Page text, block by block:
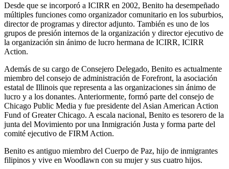
Desde que se incorporó a ICIRR en 2002, Benito ha desempeñado
múltiples funciones como organizador comunitario en los suburbios,
director de programas y director adjunto. También es uno de los
grupos de presión internos de la organización y director ejecutivo de
la organización sin ánimo de lucro hermana de ICIRR, ICIRR
Action.
Además de su cargo de Consejero Delegado, Benito es actualmente
miembro del consejo de administración de Forefront, la asociación
estatal de Illinois que representa a las organizaciones sin ánimo de
lucro y a los donantes. Anteriormente, formó parte del consejo de
Chicago Public Media y fue presidente del Asian American Action
Fund of Greater Chicago. A escala nacional, Benito es tesorero de la
junta del Movimiento por una Inmigración Justa y forma parte del
comité ejecutivo de FIRM Action.
Benito es antiguo miembro del Cuerpo de Paz, hijo de inmigrantes
filipinos y vive en Woodlawn con su mujer y sus cuatro hijos.